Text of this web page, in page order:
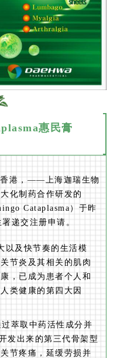
惠民膏
香港，——上海迦瑞生物
化制药合作研发的
Cataplasma）于昨
递交注册申请。
以及快节奏的生活模
节炎及其相关的肌肉
，已成为患者个人和
类健康的第四大因
萃取中药活性成分并
发出来的第三代骨架型
节疼痛，延缓劳损并